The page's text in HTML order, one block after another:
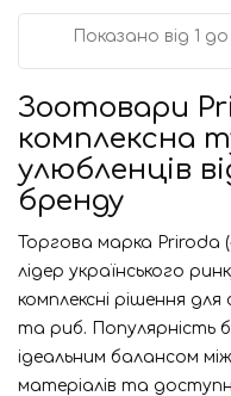
Показано від 1
Зоотовари
комплексна
улюбленців
бренду
Торгова марка Priroda
лідер українського
комплексні рішення для
та риб. Популярність
ідеальним балансом
матеріалів та